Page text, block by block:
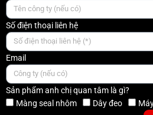
Số điện thoại liên hệ
Email
Sản phẩm anh chị quan tâm là gì?
Màng seal nhôm
Dây đeo